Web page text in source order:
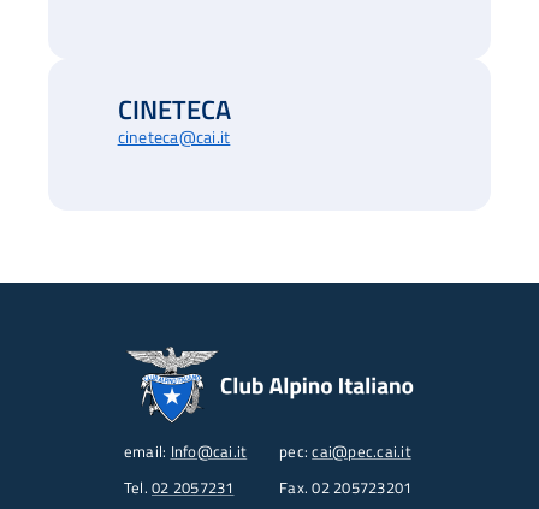
CINETECA
cineteca@cai.it
email: Info@cai.it pec:cai@pec.cai.it
Tel. 02 2057231
Fax. 02 205723201